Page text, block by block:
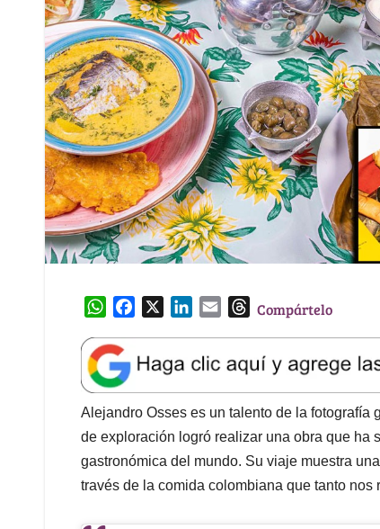
W
a
t
s
A
p
p
e
b
o
o
k
k
e
d
I
n
l
T
e
a
d
s
Compártelo
Alejandro Osses es un talento de la fotografía
de exploración logró realizar una obra que ha
gastronómica del mundo. Su viaje muestra
través de la comida colombiana que tanto nos